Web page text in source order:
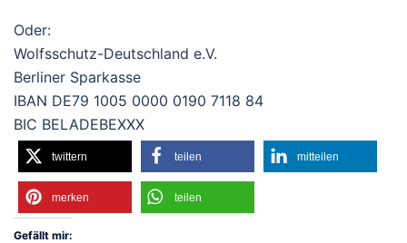
Oder:
Wolfsschutz-Deutschland e.V.
Berliner Sparkasse
IBAN DE79 1005 0000 0190 7118 84
BIC BELADEBEXXX
twittern teilen mitteilen
merken teilen
Gefällt mir: